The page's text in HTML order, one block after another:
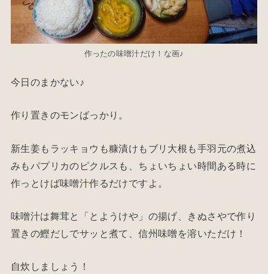
作ったの味噌汁だけ！な画♪
今日のまかない♪
作り置きのモンばっかり。
新生姜もラッキョウも糠漬けもブリ大根も手羽元の煮込
みもパプリカのピクルスも、ちょいちょい時間ある時に
作っとけば味噌汁作るだけですよ。
味噌汁は舞茸と「とようけや」の揚げ、きぬさやで作り
置きの鰹だしでサッと煮て、信州味噌を溶いただけ！
自炊しましょう！